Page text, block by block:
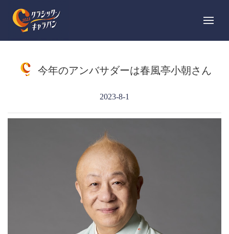
今年のアンバサダーは春風亭小朝さん
2023-8-1